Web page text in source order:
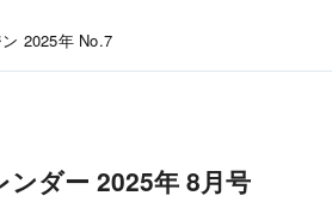
2025年 No.7
ンダー 2025年 8月号